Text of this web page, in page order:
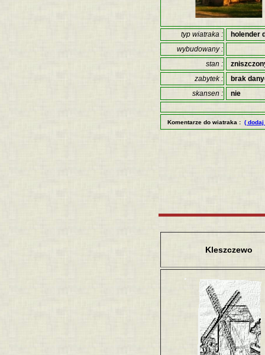
typ wiatraka :
holender
wybudowany :
stan :
zabytek :
brak
skansen :
nie
Komentarze do wiatraka : (
Kleszczewo